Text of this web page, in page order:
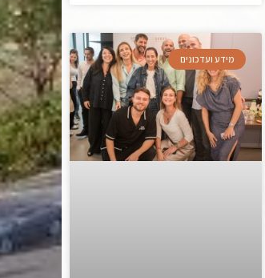
מידע ועדכונים